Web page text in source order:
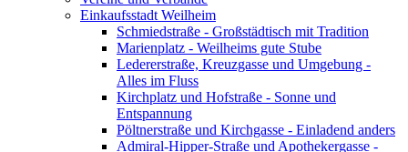
Einkaufsstadt Weilheim
Schmiedstraße - Großstädtisch mit Tradition
Marienplatz - Weilheims gute Stube
Ledererstraße, Kreuzgasse und Umgebung -
Alles im Fluss
Kirchplatz und Hofstraße - Sonne und
Entspannung
Pöltnerstraße und Kirchgasse - Einladend anders
Admiral-Hipper-Straße und Apothekergasse -